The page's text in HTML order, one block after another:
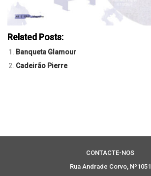
Related Posts:
Banqueta Glamour
Cadeirão Pierre
CONTACTE-NOS
Rua Andrade Corvo, Nº1051